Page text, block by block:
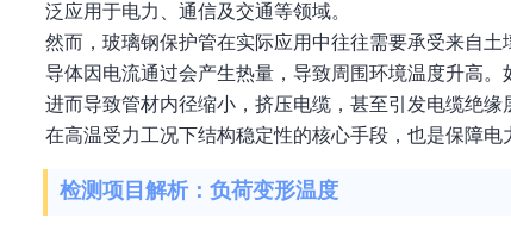
泛应用于电力、通信及交通等领域。
然而，玻璃钢保护管在实际应用中往往需要承受来自
导体因电流通过会产生热量，导致周围环境温度升高
进而导致管材内径缩小，挤压电缆，甚至引发电缆绝
在高温受力工况下结构稳定性的核心手段，也是保障电
检测项目解析：负荷变形温度